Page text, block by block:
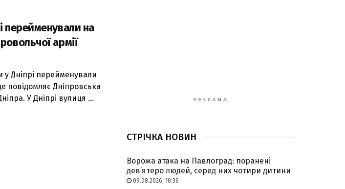
перейменували на
армії
у Дніпрі перейменували
повідомляє Дніпровська
У Дніпрі вулиця ...
РЕКЛАМА
СТРІЧКА НОВИН
Ворожа атака на Павлоград: поранені
дев’ятеро людей, серед них чотири дитини
09.08.2026, 10:36